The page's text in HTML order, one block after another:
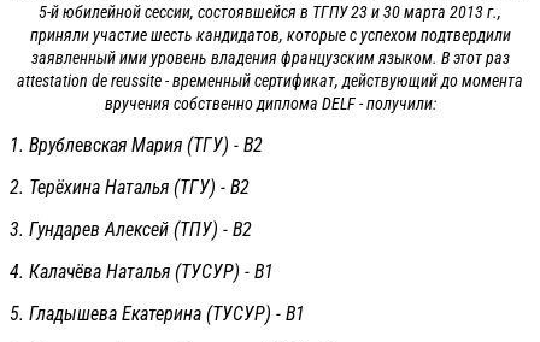
5-й юбилейной сессии, состоявшейся в ТГПУ 23 и 30 марта 2013 г.,
приняли участие шесть кандидатов, которые с успехом подтвердили
заявленный ими уровень владения французским языком. В этот раз
attestation de reussite - временный сертификат, действующий до момента
вручения собственно диплома DELF - получили:
1. Врублевская Мария (ТГУ) - В2
2. Терёхина Наталья (ТГУ) - В2
3. Гундарев Алексей (ТПУ) - В2
4. Калачёва Наталья (ТУСУР) - В1
5. Гладышева Екатерина (ТУСУР) - В1